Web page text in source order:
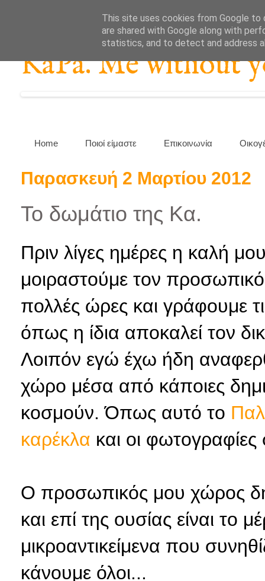
KaPa. Me without
Home Ποιοί είμαστε Επικοινωνία
Παρασκευή 2 Μαρτίου 2012
Το δωμάτιο της Κα.
Πριν λίγες ημέρες η καλή
μοιραστούμε τον
πολλές ώρες και γράφουμε
όπως η ίδια αποκαλεί τον
Λοιπόν εγώ έχω ήδη
χώρο μέσα από κάποιες
κοσμούν. Όπως αυτό το
καρέκλα και οι
Ο προσωπικός μου χώρος
και επί της ουσίας είναι το
μικροαντικείμενα που
κάνουμε όλοι...
This site uses cookies from Google to
are shared with Google along with
statistics, and to detect and address